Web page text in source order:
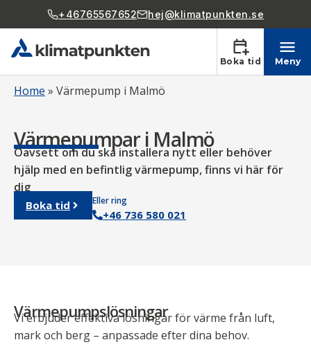
+46765567652 hej@klimatpunkten.se
Boka tid Meny
Home » Värmepump i Malmö
Värmepumpar i Malmö
Oavsett om du ska installera nytt eller behöver
hjälp med en befintlig värmepump, finns vi här för
dig
Boka tid Eller ring
+46 736 580 021
Värmepumpslösningar
Vi erbjuder effektiva lösningar för värme från luft,
mark och berg – anpassade efter dina behov.